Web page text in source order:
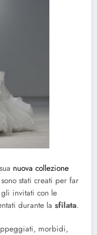
nuova collezione
stati creati per far
gli invitati con le
durante la sfilata.
morbidi,